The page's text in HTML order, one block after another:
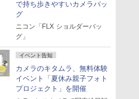
で持ち歩きやすいカメラバッ
グ
ニコン「FLX ショルダーバッ
グ」
イベント告知
カメラのキタムラ、無料体験
イベント「夏休み親子フォト
プロジェクト」を開催